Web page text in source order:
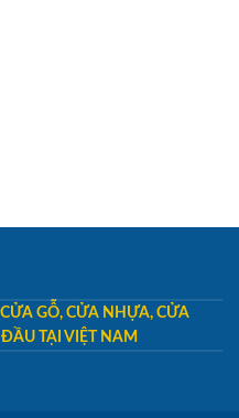
GỖ, CỬA NHỰA, CỬA
TẠI VIỆT NAM